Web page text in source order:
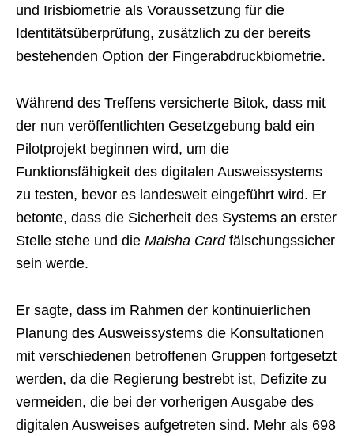
und Irisbiometrie als Voraussetzung für die
Identitätsüberprüfung, zusätzlich zu der bereits
bestehenden Option der Fingerabdruckbiometrie.
Während des Treffens versicherte Bitok, dass mit
der nun veröffentlichten Gesetzgebung bald ein
Pilotprojekt beginnen wird, um die
Funktionsfähigkeit des digitalen Ausweissystems
zu testen, bevor es landesweit eingeführt wird. Er
betonte, dass die Sicherheit des Systems an erster
Stelle stehe und die Maisha Cardfälschungssicher
sein werde.
Er sagte, dass im Rahmen der kontinuierlichen
Planung des Ausweissystems die Konsultationen
mit verschiedenen betroffenen Gruppen fortgesetzt
werden, da die Regierung bestrebt ist, Defizite zu
vermeiden, die bei der vorherigen Ausgabe des
digitalen Ausweises aufgetreten sind. Mehr als 698